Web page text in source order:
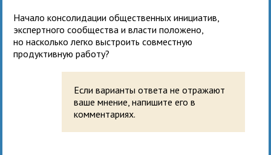
Начало консолидации общественных инициатив,
экспертного сообщества и власти положено,
но насколько легко выстроить совместную
продуктивную работу?
Если варианты ответа не отражают
ваше мнение, напишите его в
комментариях.